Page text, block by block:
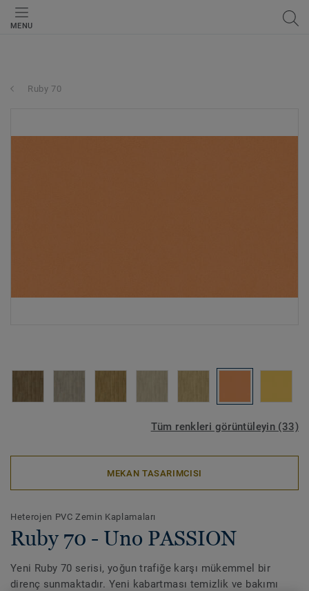
MENU
Ruby 70
Tüm renkleri görüntüleyin (33)
MEKAN TASARIMCISI
Heterojen PVC Zemin Kaplamaları
Ruby 70 - Uno PASSION
Yeni Ruby 70 serisi, yoğun trafiğe karşı mükemmel bir
direnç sunmaktadır. Yeni kabartması temizlik ve bakımı